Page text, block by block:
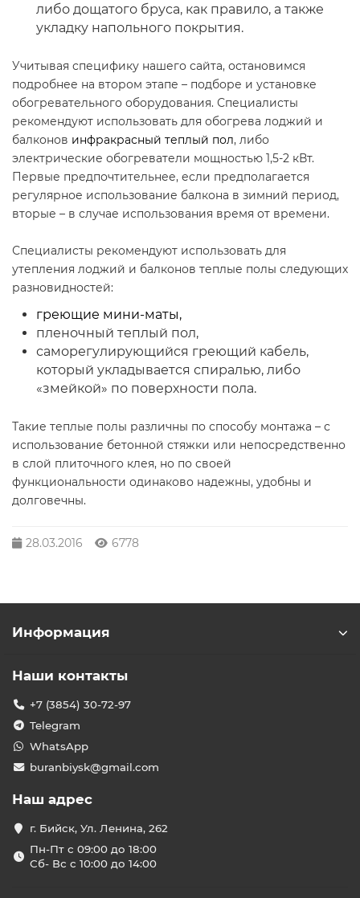
либо дощатого бруса, как правило, а также
укладку напольного покрытия.
Учитывая специфику нашего сайта, остановимся
подробнее на втором этапе – подборе и установке
обогревательного оборудования. Специалисты
рекомендуют использовать для обогрева лоджий и
балконов инфракрасный теплый пол, либо
электрические обогреватели мощностью 1,5-2 кВт.
Первые предпочтительнее, если предполагается
регулярное использование балкона в зимний период,
вторые – в случае использования время от времени.
Специалисты рекомендуют использовать для
утепления лоджий и балконов теплые полы следующих
разновидностей:
греющие мини-маты,
пленочный теплый пол,
саморегулирующийся греющий кабель,
который укладывается спиралью, либо
«змейкой» по поверхности пола.
Такие теплые полы различны по способу монтажа – с
использование бетонной стяжки или непосредственно
в слой плиточного клея, но по своей
функциональности одинаково надежны, удобны и
долговечны.
28.03.2016 6778
Информация
Наши контакты
+7 (3854) 30-72-97
Telegram
WhatsApp
buranbiysk@gmail.com
Наш адрес
г. Бийск, Ул. Ленина, 262
Пн-Пт с 09:00 до 18:00
Сб- Вс с 10:00 до 14:00